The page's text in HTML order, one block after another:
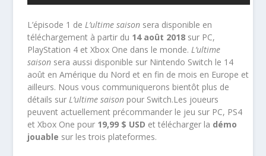
L’épisode 1 deL’ultime saison sera disponible en
téléchargement à partir du 14 août 2018 sur PC,
PlayStation 4 et Xbox One dans le monde.L’ultime
saison sera aussi disponible sur Nintendo Switch le 14
août en Amérique du Nord et en fin de mois en Europe et
ailleurs. Nous vous communiquerons bientôt plus de
détails surL’ultime saison pour Switch.Les joueurs
peuvent actuellement précommander le jeu sur PC, PS4
et Xbox One pour 19,99 $ USD et télécharger la démo
jouable sur les trois plateformes.